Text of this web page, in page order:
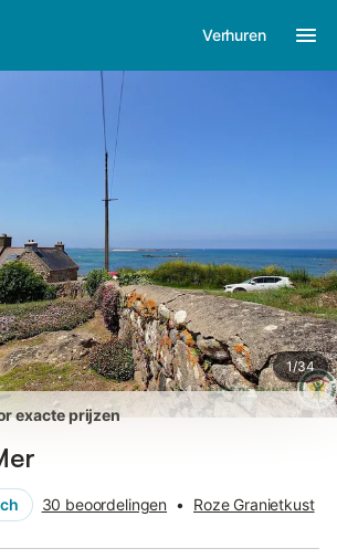
Verhuren
1/34
exacte prijzen
30 beoordelingen • Roze Granietkust